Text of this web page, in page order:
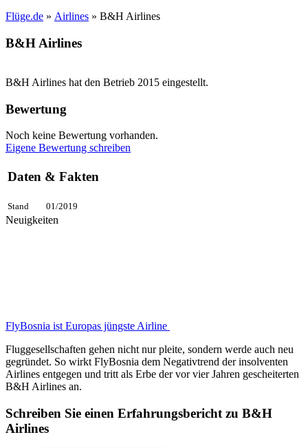
Flüge.de » Airlines » B&H Airlines
B&H Airlines
B&H Airlines hat den Betrieb 2015 eingestellt.
Bewertung
Noch keine Bewertung vorhanden.
Eigene Bewertung schreiben
Daten & Fakten
Stand 01/2019
Neuigkeiten
FlyBosnia ist Europas jüngste Airline
Fluggesellschaften gehen nicht nur pleite, sondern werde auch neu
gegründet. So wirkt FlyBosnia dem Negativtrend der insolventen
Airlines entgegen und tritt als Erbe der vor vier Jahren gescheiterten
B&H Airlines an.
Schreiben Sie einen Erfahrungsbericht zu B&H
Airlines